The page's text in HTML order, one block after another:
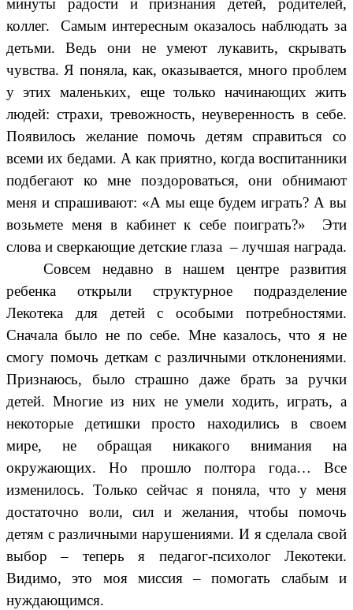
минуты радости и признания детей, родителей,
коллег. Самым интересным оказалось наблюдать за
детьми. Ведь они не умеют лукавить, скрывать
чувства. Я поняла, как, оказывается, много проблем
у этих маленьких, еще только начинающих жить
людей: страхи, тревожность, неуверенность в себе.
Появилось желание помочь детям справиться со
всеми их бедами. А как приятно, когда воспитанники
подбегают ко мне поздороваться, они обнимают
меня и спрашивают: «А мы еще будем играть? А вы
возьмете меня в кабинет к себе поиграть?» Эти
слова и сверкающие детские глаза – лучшая награда.
Совсем недавно в нашем центре развития
ребенка открыли структурное подразделение
Лекотека для детей с особыми потребностями.
Сначала было не по себе. Мне казалось, что я не
смогу помочь деткам с различными отклонениями.
Признаюсь, было страшно даже брать за ручки
детей. Многие из них не умели ходить, играть, а
некоторые детишки просто находились в своем
мире, не обращая никакого внимания на
окружающих. Но прошло полтора года… Все
изменилось. Только сейчас я поняла, что у меня
достаточно воли, сил и желания, чтобы помочь
детям с различными нарушениями. И я сделала свой
выбор – теперь я педагог-психолог Лекотеки.
Видимо, это моя миссия – помогать слабым и
нуждающимся.